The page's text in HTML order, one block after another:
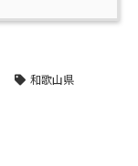
和歌山県